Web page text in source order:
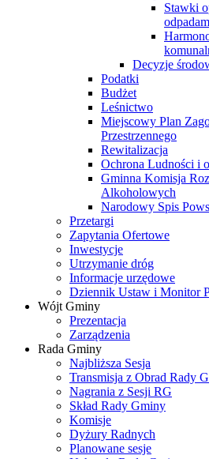
Stawki
Decyzje
Podatki
Budżet
Leśnictwo
Miejscowy Plan
Przestrzennego
Rewitalizacja
Ochrona Ludności i
Gminna Komisja
Alkoholowych
Narodowy Spis
Przetargi
Zapytania Ofertowe
Inwestycje
Utrzymanie dróg
Informacje urzędowe
Dziennik Ustaw i Monitor
Wójt Gminy
Prezentacja
Zarządzenia
Rada Gminy
Najbliższa Sesja
Transmisja z Obrad Rady
Nagrania z Sesji RG
Skład Rady Gminy
Komisje
Dyżury Radnych
Planowane sesje